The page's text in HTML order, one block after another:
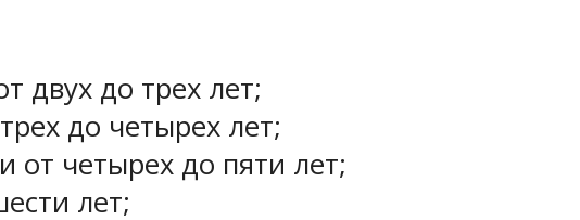
двух до трех лет;
до четырех лет;
от четырех до пяти лет;
лет;